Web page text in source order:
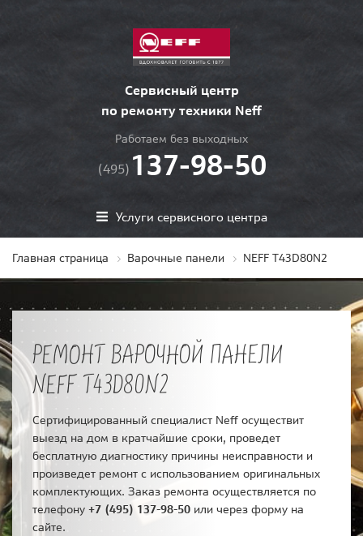
Сервисный центр
по ремонту техники Neff
Работаем без выходных
(495) 137-98-50
Услуги сервисного центра
Главная страница Варочные панели NEFF T43D80N2
РЕМОНТ ВАРОЧНОЙ ПАНЕЛИ
NEFF T43D80N2
Сертифицированный специалист Neff осуществит
выезд на дом в кратчайшие сроки, проведет
бесплатную диагностику причины неисправности и
произведет ремонт с использованием оригинальных
комплектующих. Заказ ремонта осуществляется по
телефону +7 (495) 137-98-50 или через форму на
сайте.